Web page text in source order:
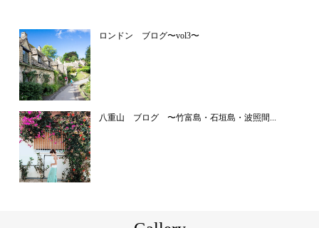
ロンドン ブログ〜vol3〜
八重山 ブログ 〜竹富島・石垣島・波照間...